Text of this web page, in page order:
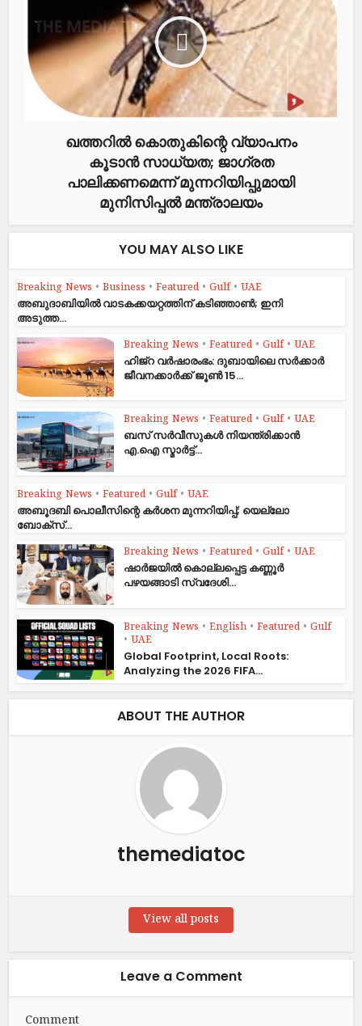
ഖത്തറിൽ‍ കൊതുകിന്റെ വ്യാപനം
കൂടാൻ സാധ്യത; ജാഗ്രത
പാലിക്കണമെന്ന് മുന്നറിയിപ്പുമായി
മുനിസിപ്പൽ മന്ത്രാലയം
YOU MAY ALSO LIKE
Breaking News • Business • Featured • Gulf • UAE
അബുദാബിയിൽ വാടകക്കയറ്റത്തിന് കടിഞ്ഞാൺ; ഇനി
അടുത്ത...
Breaking News • Featured • Gulf • UAE
ഹിജ്‌റ വർഷാരംഭം: ദുബായിലെ സർക്കാർ
ജീവനക്കാർക്ക് ജൂൺ 15...
Breaking News • Featured • Gulf • UAE
ബസ് സർവീസുകൾ നിയന്ത്രിക്കാൻ
എ.ഐ സ്മാർട്ട്...
Breaking News • Featured • Gulf • UAE
അബൂദബി പൊലീസിന്റെ കർശന മുന്നറിയിപ്പ്; യെല്ലോ
ബോക്സ്...
Breaking News • Featured • Gulf • UAE
ഷാര്‍ജയില്‍ കൊല്ലപ്പെട്ട കണ്ണൂര്‍
പഴയങ്ങാടി സ്വദേശി...
Breaking News • English • Featured • Gulf
• UAE
Global Footprint, Local Roots:
Analyzing the 2026 FIFA...
ABOUT THE AUTHOR
themediatoc
View all posts
Leave a Comment
Comment